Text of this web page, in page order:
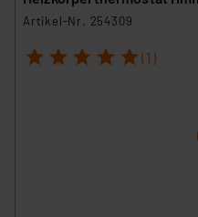
Artikel-Nr. 254309
1 2 3 4 5 (1)